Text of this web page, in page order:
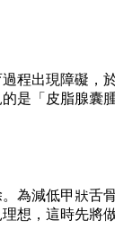
程出現障礙
是「皮脂腺囊
為減低甲狀
想，這時先將